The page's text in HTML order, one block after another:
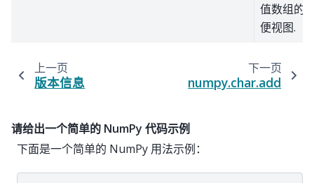
值数组的
便视图.
上一页
版本信息
下一页
numpy.char.add
请给出一个简单的 NumPy 代码示例
下面是一个简单的 NumPy 用法示例：